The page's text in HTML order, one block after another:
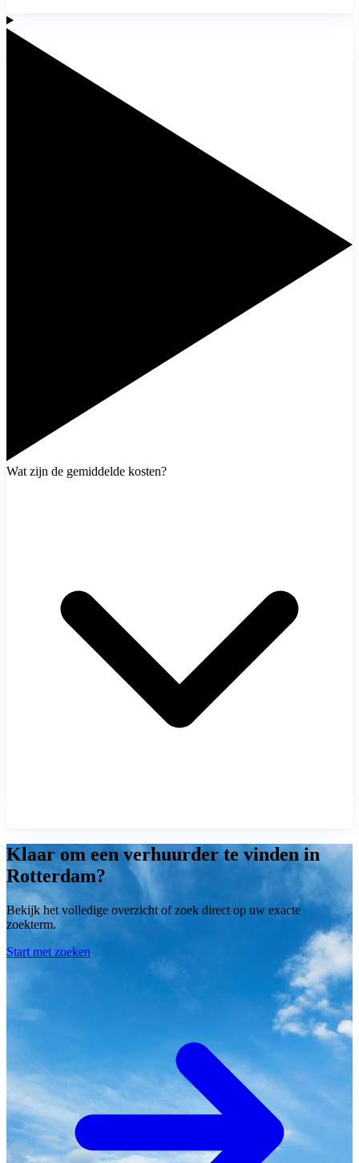
Wat zijn de gemiddelde kosten?
Klaar om een verhuurder te vinden in
Rotterdam?
Bekijk het volledige overzicht of zoek direct op uw exacte
zoekterm.
Start met zoeken